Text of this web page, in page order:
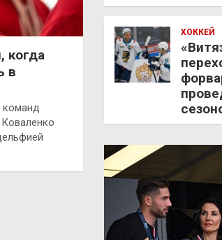
когда
в
команд
ХОККЕЙ